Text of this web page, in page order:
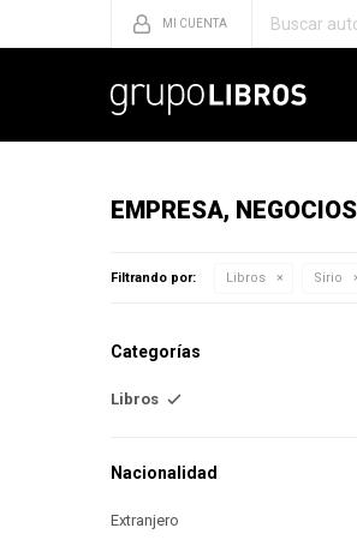
EMPRESA,
Filtrando por: Libros Sirio
Categorías
Libros
Nacionalidad
Extranjero